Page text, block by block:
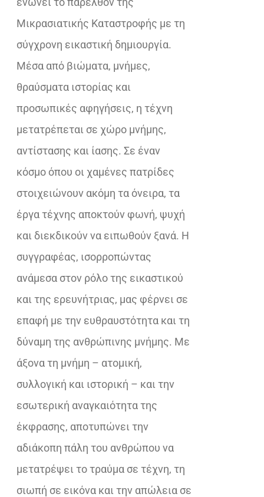
Μικρασιατικής Καταστροφής με τη
σύγχρονη εικαστική δημιουργία.
Μέσα από βιώματα, μνήμες,
θραύσματα ιστορίας και
προσωπικές αφηγήσεις, η τέχνη
μετατρέπεται σε χώρο μνήμης,
αντίστασης και ίασης. Σε έναν
κόσμο όπου οι χαμένες πατρίδες
στοιχειώνουν ακόμη τα όνειρα, τα
έργα τέχνης αποκτούν φωνή, ψυχή
και διεκδικούν να ειπωθούν ξανά. Η
συγγραφέας, ισορροπώντας
ανάμεσα στον ρόλο της εικαστικού
και της ερευνήτριας, μας φέρνει σε
επαφή με την ευθραυστότητα και τη
δύναμη της ανθρώπινης μνήμης. Με
άξονα τη μνήμη – ατομική,
συλλογική και ιστορική – και την
εσωτερική αναγκαιότητα της
έκφρασης, αποτυπώνει την
αδιάκοπη πάλη του ανθρώπου να
μετατρέψει το τραύμα σε τέχνη, τη
σιωπή σε εικόνα και την απώλεια σε